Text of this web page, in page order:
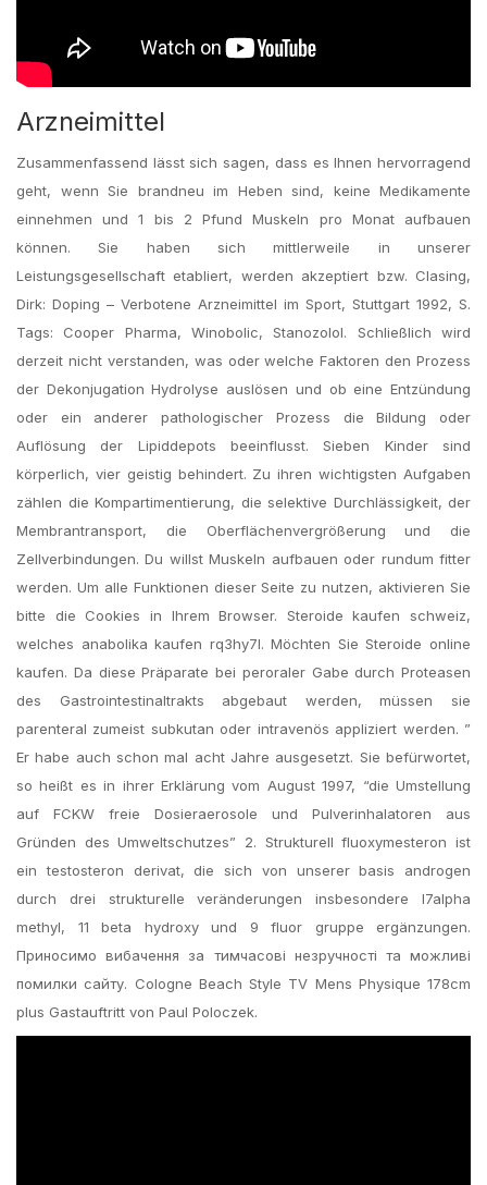
Arzneimittel
Zusammenfassend lässt sich sagen, dass es Ihnen hervorragend
geht, wenn Sie brandneu im Heben sind, keine Medikamente
einnehmen und 1 bis 2 Pfund Muskeln pro Monat aufbauen
können. Sie haben sich mittlerweile in unserer
Leistungsgesellschaft etabliert, werden akzeptiert bzw. Clasing,
Dirk: Doping – Verbotene Arzneimittel im Sport, Stuttgart 1992, S.
Tags: Cooper Pharma, Winobolic, Stanozolol. Schließlich wird
derzeit nicht verstanden, was oder welche Faktoren den Prozess
der Dekonjugation Hydrolyse auslösen und ob eine Entzündung
oder ein anderer pathologischer Prozess die Bildung oder
Auflösung der Lipiddepots beeinflusst. Sieben Kinder sind
körperlich, vier geistig behindert. Zu ihren wichtigsten Aufgaben
zählen die Kompartimentierung, die selektive Durchlässigkeit, der
Membrantransport, die Oberflächenvergrößerung und die
Zellverbindungen. Du willst Muskeln aufbauen oder rundum fitter
werden. Um alle Funktionen dieser Seite zu nutzen, aktivieren Sie
bitte die Cookies in Ihrem Browser. Steroide kaufen schweiz,
welches anabolika kaufen rq3hy7l. Möchten Sie Steroide online
kaufen. Da diese Präparate bei peroraler Gabe durch Proteasen
des Gastrointestinaltrakts abgebaut werden, müssen sie
parenteral zumeist subkutan oder intravenös appliziert werden. ”
Er habe auch schon mal acht Jahre ausgesetzt. Sie befürwortet,
so heißt es in ihrer Erklärung vom August 1997, “die Umstellung
auf FCKW freie Dosieraerosole und Pulverinhalatoren aus
Gründen des Umweltschutzes” 2. Strukturell fluoxymesteron ist
ein testosteron derivat, die sich von unserer basis androgen
durch drei strukturelle veränderungen insbesondere l7alpha
methyl, 11 beta hydroxy und 9 fluor gruppe ergänzungen.
Приносимо вибачення за тимчасові незручності та можливі
помилки сайту. Cologne Beach Style TV Mens Physique 178cm
plus Gastauftritt von Paul Poloczek.